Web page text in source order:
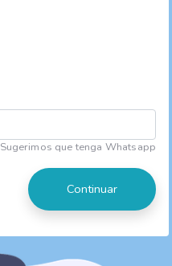
Sugerimos que tenga Whatsapp